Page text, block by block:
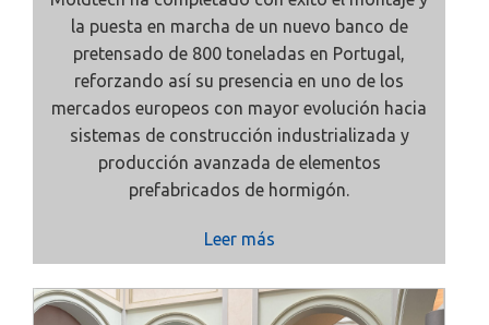
la puesta en marcha de un nuevo banco de
pretensado de 800 toneladas en Portugal,
reforzando así su presencia en uno de los
mercados europeos con mayor evolución hacia
sistemas de construcción industrializada y
producción avanzada de elementos
prefabricados de hormigón.
Leer más